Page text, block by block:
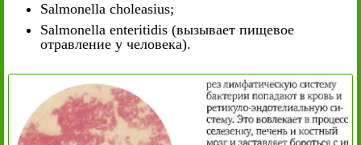
Salmonella choleasius;
Salmonella enteritidis (вызывает пищевое
отравление у человека).